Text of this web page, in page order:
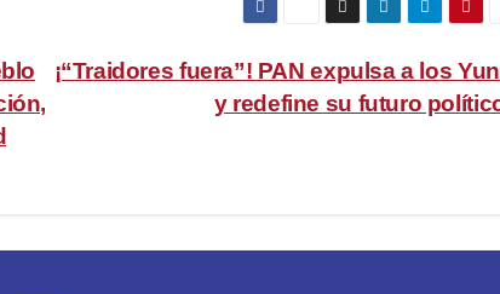
¡“Traidores fuera”! PAN expulsa a los
y redefine su futuro